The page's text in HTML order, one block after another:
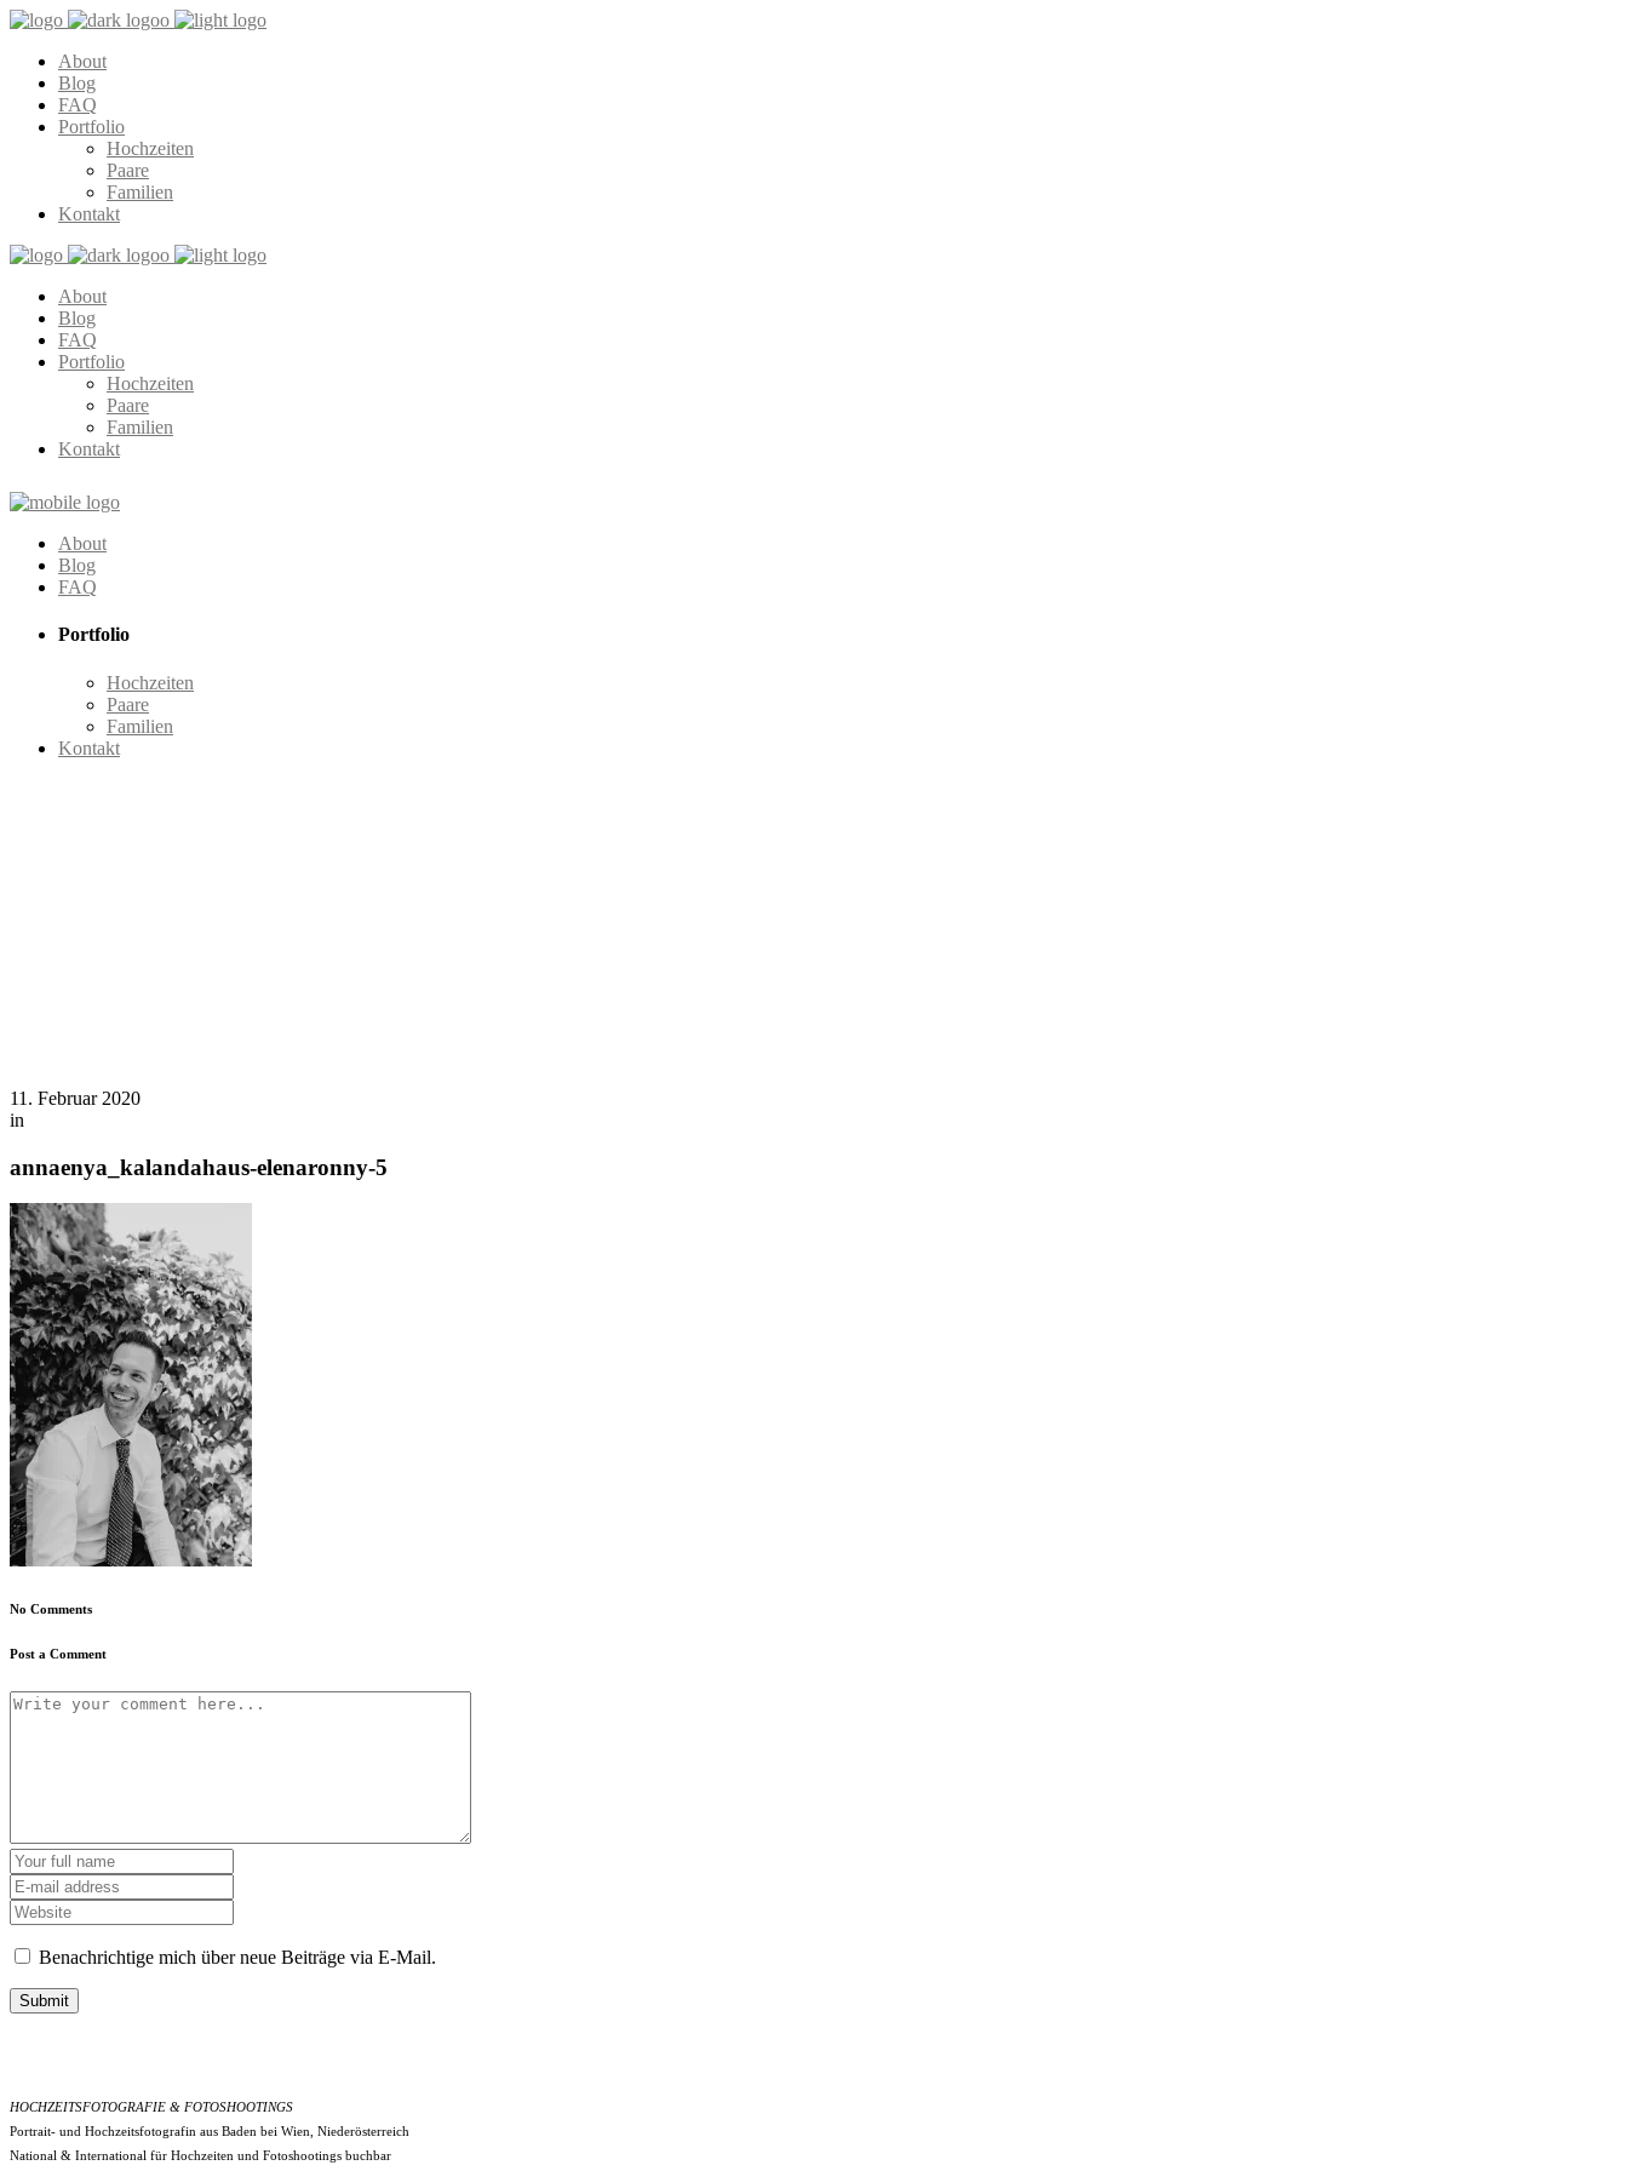
About
Blog
FAQ
Portfolio
Hochzeiten
Paare
Familien
Kontakt
About
Blog
FAQ
Portfolio
Hochzeiten
Paare
Familien
Kontakt
About
Blog
FAQ
Portfolio
Hochzeiten
Paare
Familien
Kontakt
11. Februar 2020
in
annaenya_kalandahaus-elenaronny-5
No Comments
Post a Comment
Benachrichtige mich über neue Beiträge via E-Mail.
Submit
HOCHZEITSFOTOGRAFIE & FOTOSHOOTINGS
Portrait- und Hochzeitsfotografin aus Baden bei Wien, Niederösterreich
National & International für Hochzeiten und Fotoshootings buchbar